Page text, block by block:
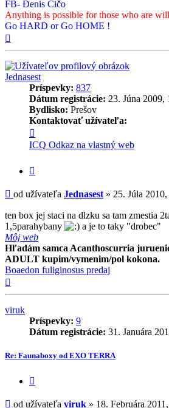
FB- Đenis Čičo
Anything is possible for those who are
Go HARD or Go HOME !
Jednasest
Príspevky: 837
Dátum registrácie: 23. Júna 2009,
Bydlisko: Prešov
Kontaktovať užívateľa:
informácie
užívateľa
Jednasest
ICQ Odkaz na vlastný web
Príspevok
od užívateľa Jednasest » 25. Júla
ten box jej staci na dlzku sa tam zmestia
1,5parahybany
a je to taky "drobec"
Môj web
Hľadám samca Acanthoscurria
ADULT kupim/vymenim/pol kokona.
Boaedon fuliginosus predaj
viruk
Príspevky: 9
Dátum registrácie: 31. Januára
Re: Faunaboxy od EXO TERRA
Príspevok
od užívateľa viruk » 18. Februára